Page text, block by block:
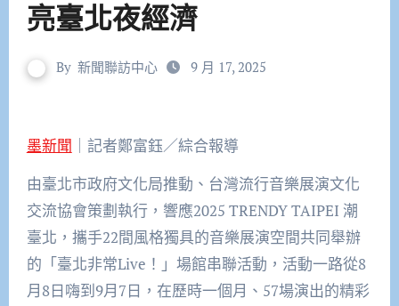
亮臺北夜經濟
By 新聞聯訪中心 9 月 17, 2025
墨新聞 ｜記者鄭富鈺／綜合報導
由臺北市政府文化局推動、台灣流行音樂展演文化
交流協會策劃執行，響應2025 TRENDY TAIPEI 潮
臺北，攜手22間風格獨具的音樂展演空間共同舉辦
的「臺北非常Live！」場館串聯活動，活動一路從8
月8日嗨到9月7日，在歷時一個月、57場演出的精彩